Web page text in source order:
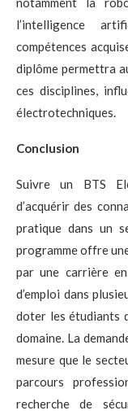
l’intelligence
compétences
diplôme permettra
ces disciplines,
électrotechniques.
Conclusion
Suivre un BTS
d’acquérir des
pratique dans un
programme offre
par une carrière
d’emploi dans
doter les étudiants
domaine. La
mesure que le
parcours
recherche de